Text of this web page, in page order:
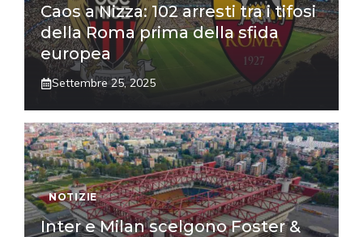
Caos a Nizza: 102 arresti tra i tifosi
della Roma prima della sfida
europea
Settembre 25, 2025
NOTIZIE
Inter e Milan scelgono Foster &